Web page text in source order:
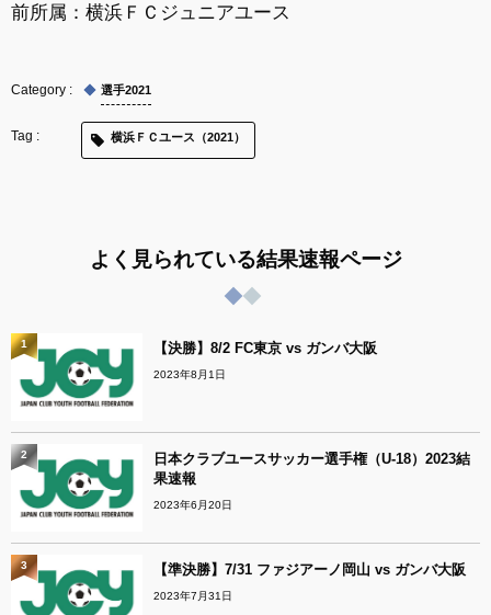
前所属：横浜ＦＣジュニアユース
選手2021
横浜ＦＣユース（2021）
よく見られている結果速報ページ
【決勝】8/2 FC東京 vs ガンバ大阪
2023年8月1日
1
日本クラブユースサッカー選手権（U-18）2023結
果速報
2023年6月20日
2
【準決勝】7/31 ファジアーノ岡山 vs ガンバ大阪
2023年7月31日
3